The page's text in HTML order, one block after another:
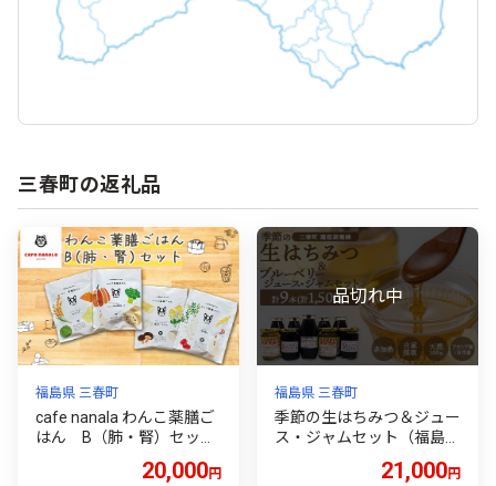
三春町の返礼品
福島県 三春町
cafe nanala わんこ薬膳ご
はん B（肺・腎）セッ
20,000円
福島県 三春町
季節の生はちみつ＆ジュー
ス・ジャムセット（福島県
21,000円